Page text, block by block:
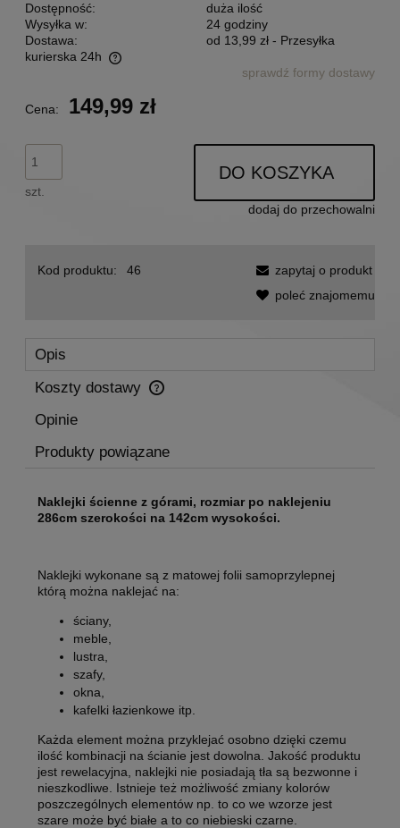
Dostępność:
duża ilość
Wysyłka w:
24 godziny
Dostawa:
od 13,99 zł - Przesyłka
kurierska 24h
Cena nie zawiera ewentualnych kosztów płatnościsprawdź formy dostawy
Cena: 149,99 zł
szt.
DO KOSZYKA
dodaj do przechowalni
Kod produktu: 46
zapytaj o produkt
poleć znajomemu
Opis
Koszty dostawy
Cena nie zawiera ewentualnych kosztów płatności
Opinie
Produkty powiązane
Naklejki ścienne z górami, rozmiar po naklejeniu
286cm szerokości na 142cm wysokości.
Naklejki wykonane są z matowej folii samoprzylepnej
którą można naklejać na:
ściany,
meble,
lustra,
szafy,
okna,
kafelki łazienkowe itp.
Każda element można przyklejać osobno dzięki czemu
ilość kombinacji na ścianie jest dowolna. Jakość produktu
jest rewelacyjna, naklejki nie posiadają tła są bezwonne i
nieszkodliwe. Istnieje też możliwość zmiany kolorów
poszczególnych elementów np. to co we wzorze jest
szare może być białe a to co niebieski czarne.